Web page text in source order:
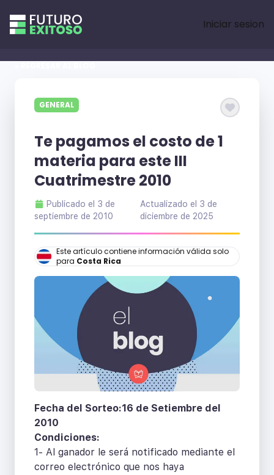
Iniciar sesion
GENERAL
Te pagamos el costo de 1
materia para este III
Cuatrimestre 2010
Publicado el 3 de
septiembre de 2010
Actualizado el 3 de
diciembre de 2025
Este artículo contiene información válida solo
para Costa Rica
Fecha del Sorteo:16 de Setiembre del
2010
Condiciones:
1- Al ganador le será notificado mediante el
correo electrónico que nos haya